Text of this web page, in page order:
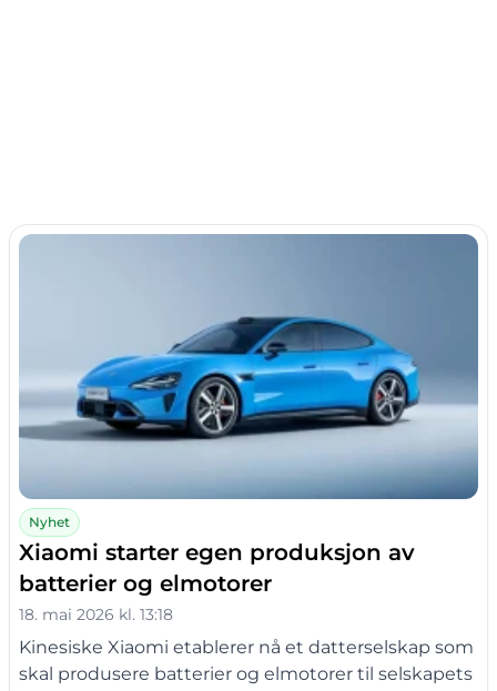
Nyhet
Xiaomi starter egen produksjon av
batterier og elmotorer
18. mai 2026 kl. 13:18
Kinesiske Xiaomi etablerer nå et datterselskap som
skal produsere batterier og elmotorer til selskapets